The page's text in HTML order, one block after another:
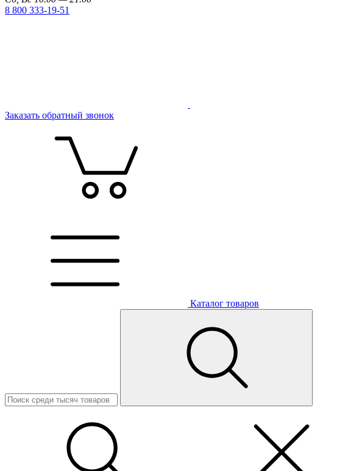
8 800 333-19-51
Заказать обратный звонок
Каталог товаров